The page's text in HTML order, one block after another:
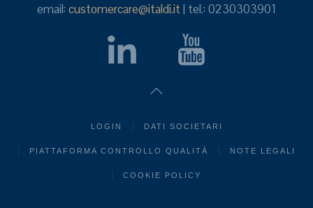
email: customercare@italdi.it| tel.: 0230303901
LOGIN DATI SOCIETARI
PIATTAFORMA CONTROLLO QUALITÀ NOTE LEGALI
COOKIE POLICY